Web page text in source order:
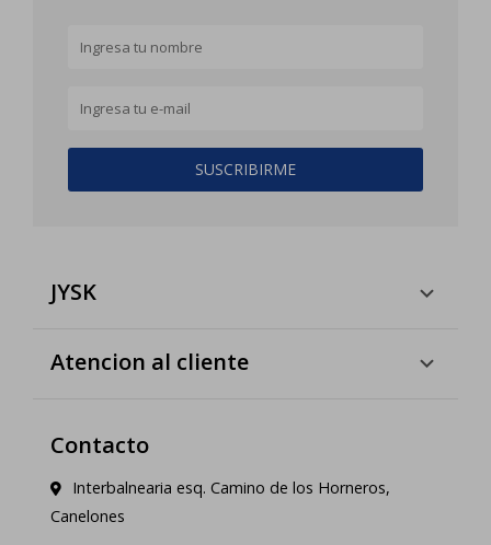
SUSCRIBIRME
JYSK
Atencion al cliente
Contacto
Interbalnearia esq. Camino de los Horneros,
Canelones